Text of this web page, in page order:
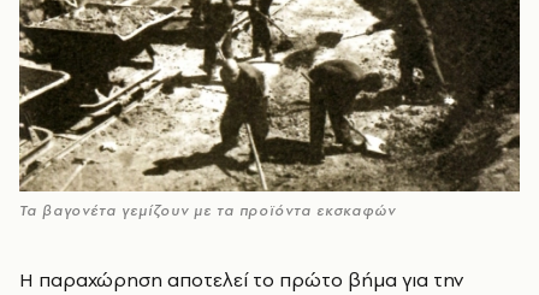
Τα βαγονέτα γεμίζουν με τα προϊόντα εκσκαφών
Η παραχώρηση αποτελεί το πρώτο βήμα για την